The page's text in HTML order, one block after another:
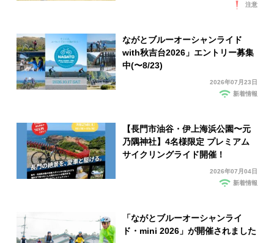
注意
ながとブルーオーシャンライド
with秋吉台2026」エントリー募集
中(〜8/23)
2026年07月23日
新着情報
【長門市油谷・伊上海浜公園〜元
乃隅神社】4名様限定 プレミアム
サイクリングライド開催！
2026年07月04日
新着情報
「ながとブルーオーシャンライ
ド・mini 2026」が開催されました